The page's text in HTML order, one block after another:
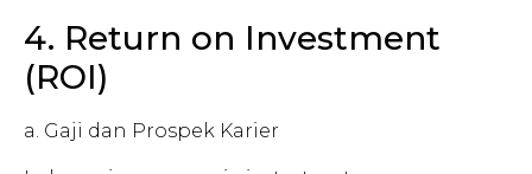
4. Return on Investment
(ROI)
a. Gaji dan Prospek Karier